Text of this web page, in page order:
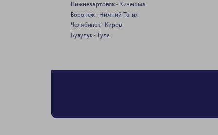
Нижневартовск - Кинешма
Воронеж - Нижний Тагил
Челябинск - Киров
Бузулук - Тула